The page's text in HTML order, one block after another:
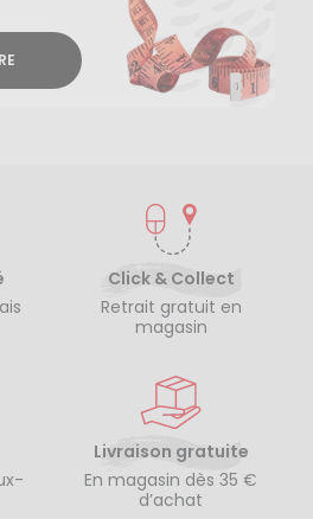
Click & Collect
Retrait gratuit en
magasin
Livraison gratuite
En magasin dès 35 €
d’achat